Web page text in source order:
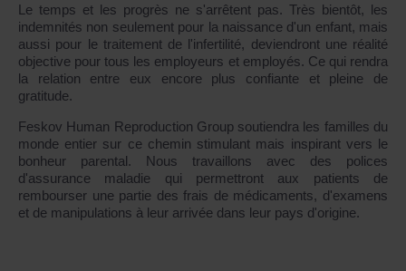
Le temps et les progrès ne s'arrêtent pas. Très bientôt, les
indemnités non seulement pour la naissance d'un enfant, mais
aussi pour le traitement de l'infertilité, deviendront une réalité
objective pour tous les employeurs et employés. Ce qui rendra
la relation entre eux encore plus confiante et pleine de
gratitude.
Feskov Human Reproduction Group soutiendra les familles du
monde entier sur ce chemin stimulant mais inspirant vers le
bonheur parental. Nous travaillons avec des polices
d'assurance maladie qui permettront aux patients de
rembourser une partie des frais de médicaments, d'examens
et de manipulations à leur arrivée dans leur pays d'origine.